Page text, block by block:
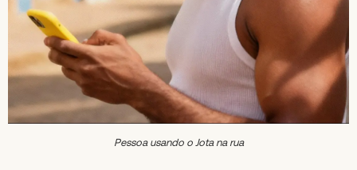
Pessoa usando o Jota na rua